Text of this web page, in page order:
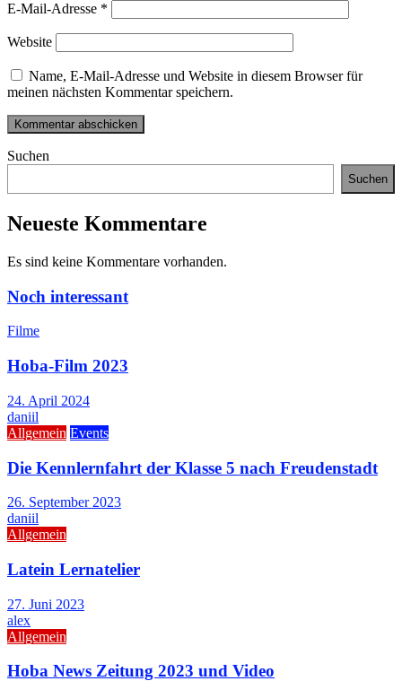
E-Mail-Adresse *
Website
Name, E-Mail-Adresse und Website in diesem Browser für
meinen nächsten Kommentar speichern.
Suchen
Suchen
Neueste Kommentare
Es sind keine Kommentare vorhanden.
Noch interessant
Filme
Hoba-Film 2023
24. April 2024
daniil
Allgemein Events
Die Kennlernfahrt der Klasse 5 nach Freudenstadt
26. September 2023
daniil
Allgemein
Latein Lernatelier
27. Juni 2023
alex
Allgemein
Hoba News Zeitung 2023 und Video